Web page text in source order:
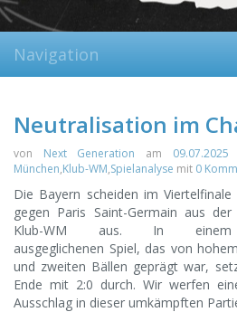
Navigation
Neutralisation im
von Next Generation am 09.07.2025
München,Klub-WM,Spielanalyse mit 0
Die Bayern scheiden im Viertelfinale
gegen Paris Saint-Germain aus der
Klub-WM aus. In einem
ausgeglichenen Spiel, das von
und zweiten Bällen geprägt war,
Ende mit 2:0 durch. Wir werfen
Ausschlag in dieser umkämpften